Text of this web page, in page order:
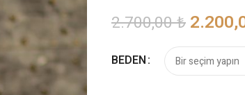
2.700,00₺
BEDEN